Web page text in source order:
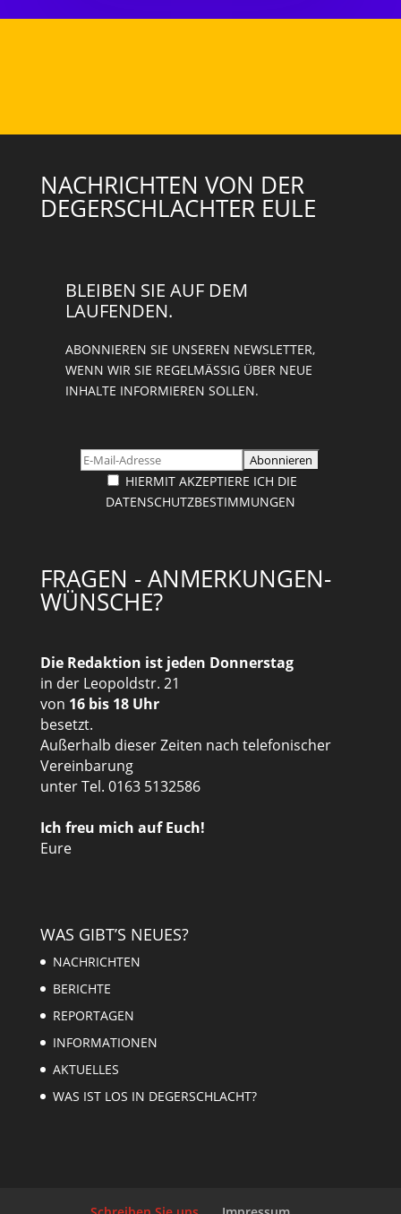
NACHRICHTEN VON DER
DEGERSCHLACHTER EULE
BLEIBEN SIE AUF DEM
LAUFENDEN.
ABONNIEREN SIE UNSEREN NEWSLETTER,
WENN WIR SIE REGELMÄSSIG ÜBER NEUE I
NHALTE INFORMIEREN SOLLEN.
HIERMIT AKZEPTIERE ICH DIE
DATENSCHUTZBESTIMMUNGEN
FRAGEN - ANMERKUNGEN-
WÜNSCHE?
Die Redaktion ist jeden Donnerstag
in der Leopoldstr. 21
von 16 bis 18 Uhr
besetzt.
Außerhalb dieser Zeiten nach telefonischer
Vereinbarung
unter Tel. 0163 5132586
Ich freu mich auf Euch!
Eure
WAS GIBT’S NEUES?
NACHRICHTEN
BERICHTE
REPORTAGEN
INFORMATIONEN
AKTUELLES
WAS IST LOS IN DEGERSCHLACHT?